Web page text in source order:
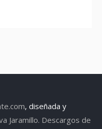
, diseñada y
Jaramillo. Descargos de